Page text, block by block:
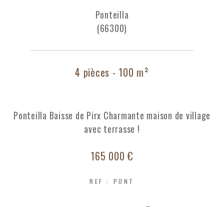
Ponteilla
(66300)
4 pièces - 100 m²
Ponteilla Baisse de Pirx Charmante maison de village
avec terrasse !
165 000 €
REF : PONT